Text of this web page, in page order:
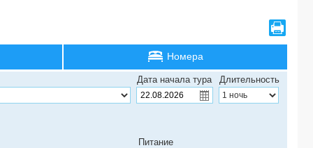
Maxx Royal Kemer 5*
Hotel (Istanbul Classic Tour) 4*
Номера
Дата начала тура Длительность
Питание